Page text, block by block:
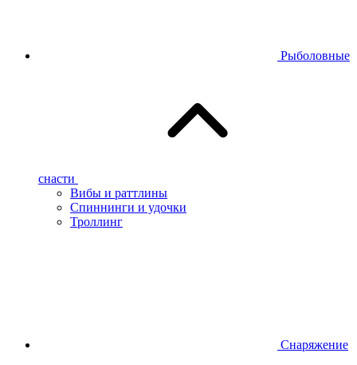
Рыболовные
снасти
Вибы и раттлины
Спиннинги и удочки
Троллинг
Снаряжение